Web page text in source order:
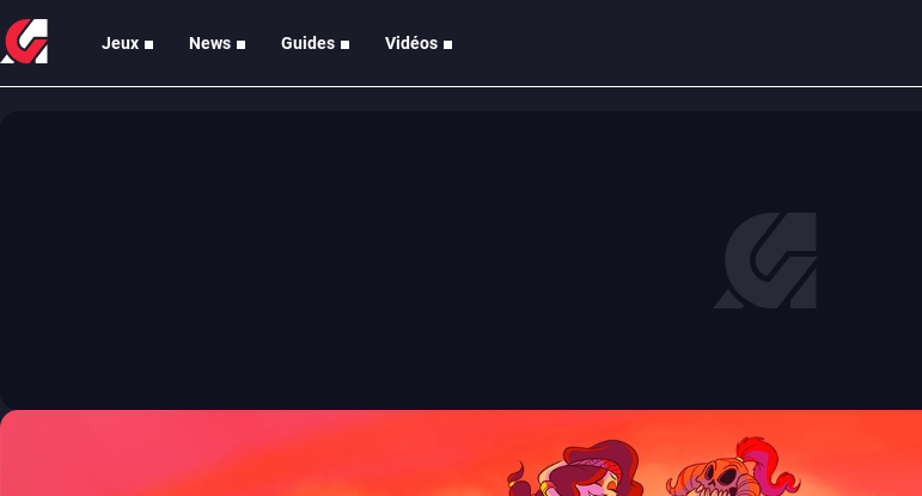
Jeux News Guides Vidéos